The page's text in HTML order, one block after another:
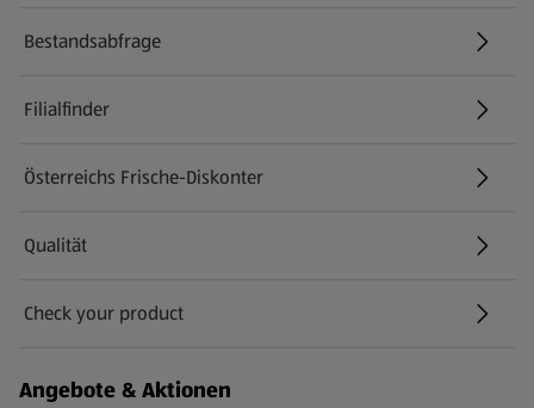
Bestandsabfrage
(öffnet in einem neuen Tab)
Filialfinder
Österreichs Frische-Diskonter
Qualität
Check your product
(öffnet in einem neuen Tab)
Angebote & Aktionen